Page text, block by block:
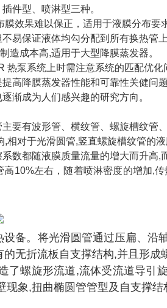
件型、喷淋型三种。
效果难以保正，适用于液膜分布要
易保证液体均勾分配到所有换热管
造成本高,适用于大型降膜蒸发器。
泵系统上时需注意系统的匹配优化
高降膜蒸发器性能和可靠性关健问题
渐成为人们感兴趣的研究方向。
要有波形管、横纹管、螺旋槽纹管
对于光滑圆管,竖直螺旋槽纹管的
数都随液膜质量流量的增大而升高,
10%左右，随着喷淋密度的增加,
备。 将光滑圆管通过压扁、沿
无折流板自支撑结构,并且形
了螺旋形流道,流体受流道导引
象,扭曲椭圆管管型及自支撑结